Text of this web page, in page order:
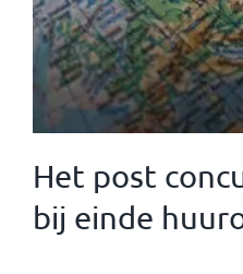
Het post
bij einde